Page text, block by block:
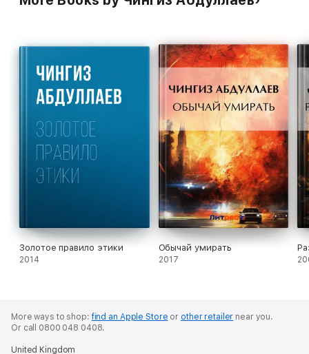
Золотое правило этики
2014
Обычай умирать
2017
More ways to shop:find an Apple Store or other retailer near you.
Or call 0800 048 0408.
United Kingdom